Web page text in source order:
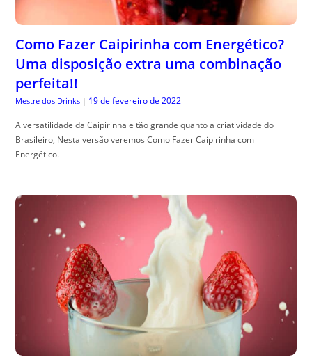
Como Fazer Caipirinha com Energético?
Uma disposição extra uma combinação
perfeita!!
Mestre dos Drinks | 19 de fevereiro de 2022
A versatilidade da Caipirinha e tão grande quanto a criatividade do
Brasileiro, Nesta versão veremos Como Fazer Caipirinha com
Energético.